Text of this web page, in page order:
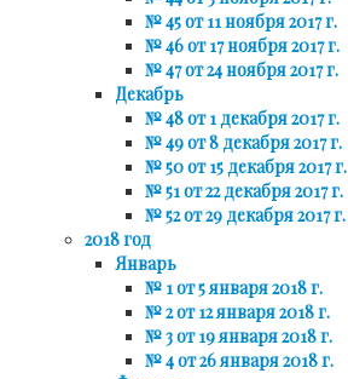
№ 45 от 11 ноября 2017 г.
№ 46 от 17 ноября 2017 г.
№ 47 от 24 ноября 2017 г.
Декабрь
№ 48 от 1 декабря 2017 г.
№ 49 от 8 декабря 2017 г.
№ 50 от 15 декабря 2017 г.
№ 51 от 22 декабря 2017 г.
№ 52 от 29 декабря 2017 г.
2018 год
Январь
№ 1 от 5 января 2018 г.
№ 2 от 12 января 2018 г.
№ 3 от 19 января 2018 г.
№ 4 от 26 января 2018 г.